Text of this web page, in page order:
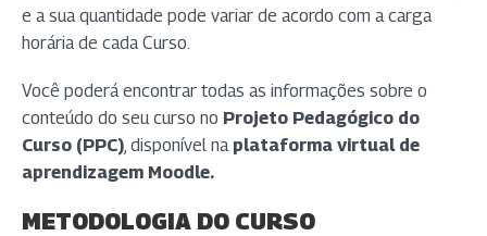
e a sua quantidade pode variar de acordo com a carga
horária de cada Curso.
Você poderá encontrar todas as informações sobre o
conteúdo do seu curso no Projeto Pedagógico do
Curso (PPC), disponível na plataforma virtual de
aprendizagem Moodle.
METODOLOGIA DO CURSO